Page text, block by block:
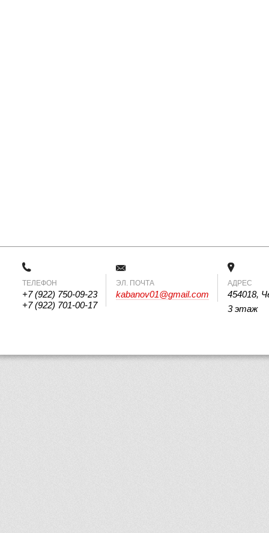
ТЕЛЕФОН
+7 (922) 750-09-23
+7 (922) 701-00-17
ЭЛ. ПОЧТА
kabanov01@gmail.com
АДРЕС
454018,
3 этаж